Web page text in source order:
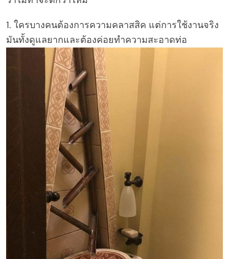
1. ใครบางคนต้องการความคลาสสิค แต่การใช้งานจริง
มันทั้งดูแลยากและต้องค่อยทำความสะอาดท่อ